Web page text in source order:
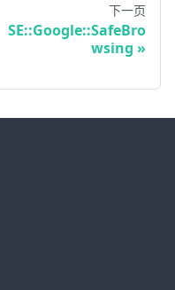
下一页
SE::Google::SafeBro
wsing